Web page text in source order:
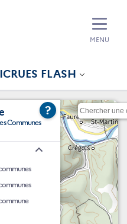
FLASH
MENU
Communes
?